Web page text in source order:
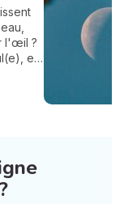
l'œil ?
et
en